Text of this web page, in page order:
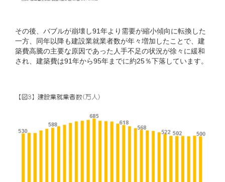
その後、バブルが崩壊し91年より需要が縮小傾向に転換した
一方、同年以降も建設業就業者数が年々増加したことで、建
築費高騰の主要な原因であった人手不足の状況が徐々に緩和
され、建築費は91年から95年までに約25％下落しています。